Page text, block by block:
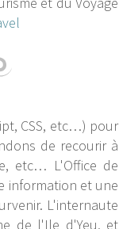
CSS, etc…) pour
de recourir à
etc… L'Office de
information et une
L'internaute
de l'Ile d'Yeu, et